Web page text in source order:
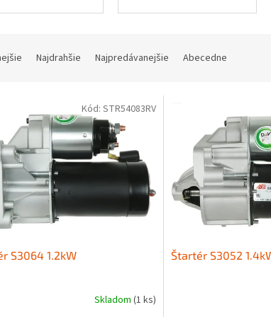
Najdrahšie Najpredávanejšie Abecedne
S3064 1.2kW
Skladom (1 ks)
Kód: STR54083RV
Štartér S3052